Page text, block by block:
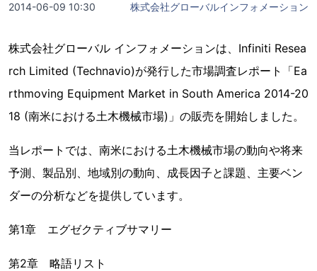
2014-06-09 10:30 株式会社グローバルインフォメーション
株式会社グローバル インフォメーションは、Infiniti Resea
rch Limited (Technavio)が発行した市場調査レポート「Ea
rthmoving Equipment Market in South America 2014-20
18 (南米における土木機械市場)」の販売を開始しました。
当レポートでは、南米における土木機械市場の動向や将来
予測、製品別、地域別の動向、成長因子と課題、主要ベン
ダーの分析などを提供しています。
第1章 エグゼクティブサマリー
第2章 略語リスト